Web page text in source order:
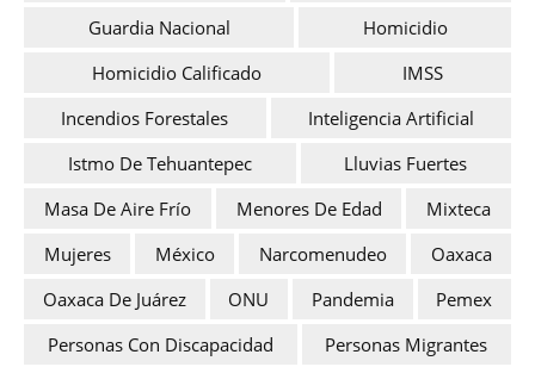
Guardia Nacional
Homicidio
Homicidio Calificado
IMSS
Incendios Forestales
Inteligencia Artificial
Istmo De Tehuantepec
Lluvias Fuertes
Masa De Aire Frío
Menores De Edad
Mixteca
Mujeres
México Narcomenudeo
Oaxaca
Oaxaca De Juárez
ONU Pandemia
Pemex
Personas Con Discapacidad
Personas Migrantes